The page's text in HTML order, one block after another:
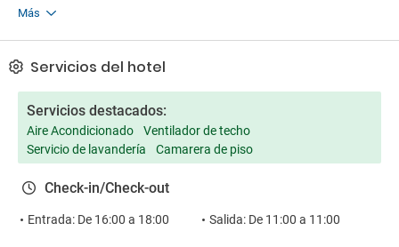
Más
Servicios del hotel
Servicios destacados:
Aire Acondicionado
Ventilador de techo
Servicio de lavandería
Camarera de piso
Check-in/Check-out
Entrada: De 16:00 a 18:00 Salida: De 11:00 a 11:00